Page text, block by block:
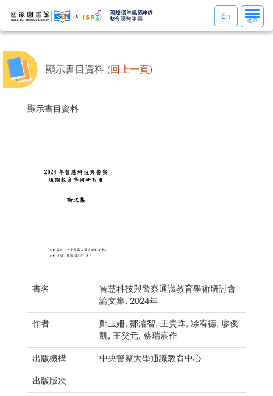
選
單
選單
En
顯示書目資料 (回上一頁)
顯示書目資料
書名
智慧科技與警察通識教育學術研討會
論文集. 2024年
作者
鄭玉姍, 鄒濬智, 王貴珠, 凃宥德, 廖俊
凱, 王癸元, 蔡瑞宸作
出版機構 中央警察大學通識教育中心
出版版次